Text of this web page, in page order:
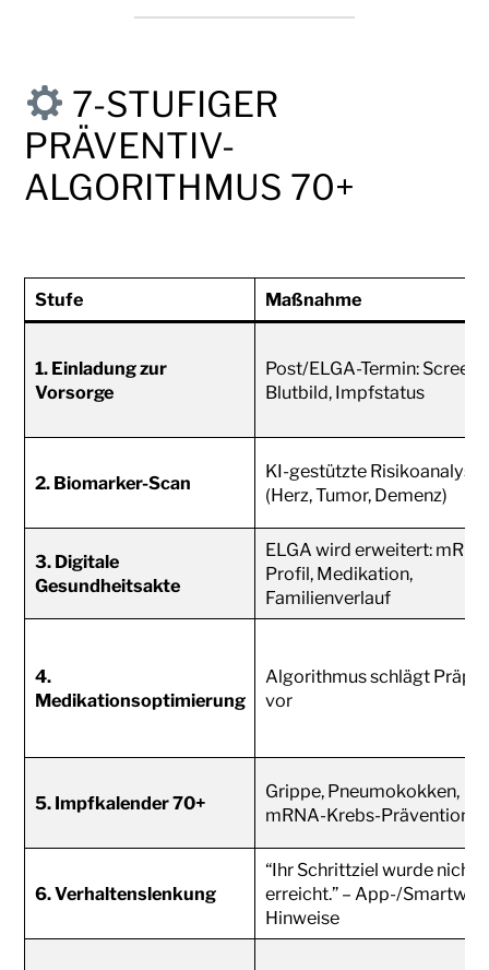
7-STUFIGER
PRÄVENTIV-
ALGORITHMUS 70+
Stufe Maßnahme
1. Einladung zur
Vorsorge
Post/ELGA-Termin:
Blutbild, Impfstatus
2. Biomarker-Scan
KI-gestützte Risikoanalyse
(Herz, Tumor, Demenz)
3. Digitale
Gesundheitsakte
ELGA wird erweitert:
Profil, Medikation,
Familienverlauf
4.
Medikationsoptimierung
Algorithmus schlägt
vor
5. Impfkalender 70+
Grippe, Pneumokokken,
mRNA-Krebs-Prävention
6. Verhaltenslenkung
“Ihr Schrittziel wurde nicht
erreicht.” – App-/
Hinweise